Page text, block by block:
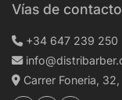
Vías de contacto
+34 647 239 250
Carrer Foneria,